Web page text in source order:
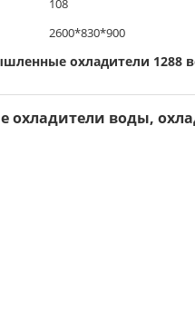
108
2600*830*900
охладители 1288
воды,